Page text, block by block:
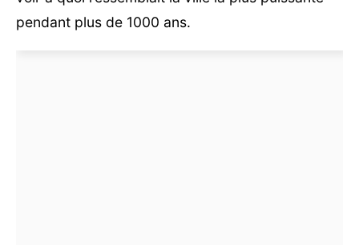
pendant plus de 1000 ans.